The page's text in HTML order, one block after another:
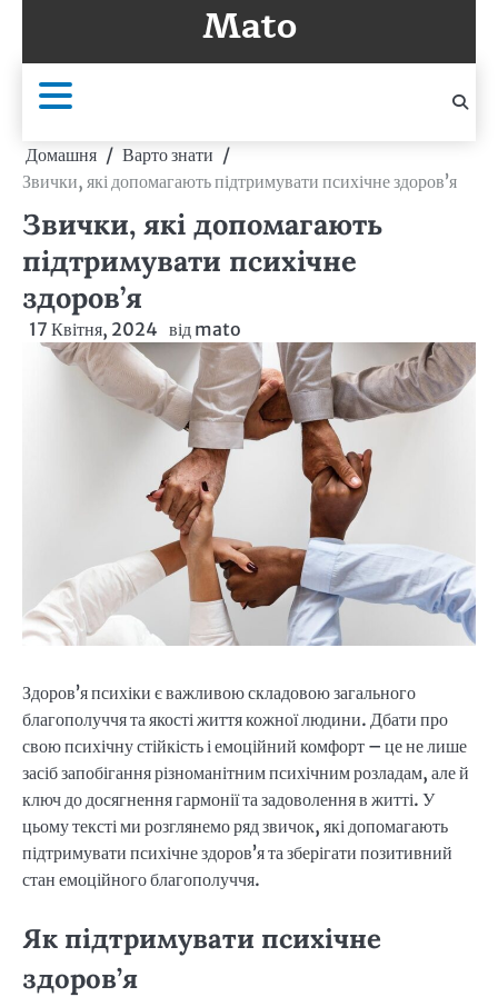
вмісту
Mato
Домашня
Варто знати
Звички, які допомагають підтримувати психічне здоров’я
Звички, які допомагають
підтримувати психічне
здоров’я
17 Квітня, 2024 від mato
Здоров’я психіки є важливою складовою загального
благополуччя та якості життя кожної людини. Дбати про
свою психічну стійкість і емоційний комфорт – це не лише
засіб запобігання різноманітним психічним розладам, але й
ключ до досягнення гармонії та задоволення в житті. У
цьому тексті ми розглянемо ряд звичок, які допомагають
підтримувати психічне здоров’я та зберігати позитивний
стан емоційного благополуччя.
Як підтримувати психічне
здоров’я